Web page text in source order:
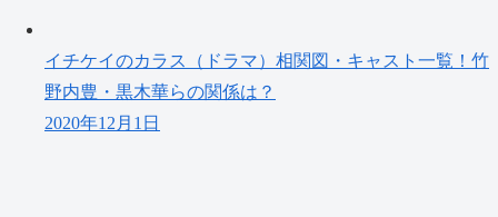
イチケイのカラス（ドラマ）相関図・キャスト一覧！竹
野内豊・黒木華らの関係は？
2020年12月1日